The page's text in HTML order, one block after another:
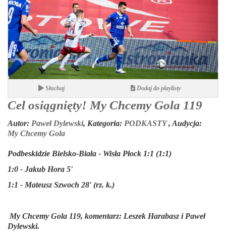
Słuchaj Dodaj do playlisty
Cel osiągnięty! My Chcemy Gola 119
Autor: Paweł Dylewski, Kategoria: PODKASTY, Audycja:
My Chcemy Gola
Podbeskidzie Bielsko-Biała - Wisła Płock 1:1 (1:1)
1:0 - Jakub Hora 5'
1:1 - Mateusz Szwoch 28' (rz. k.)
My Chcemy Gola 119, komentarz: Leszek Harabasz i Paweł
Dylewski.